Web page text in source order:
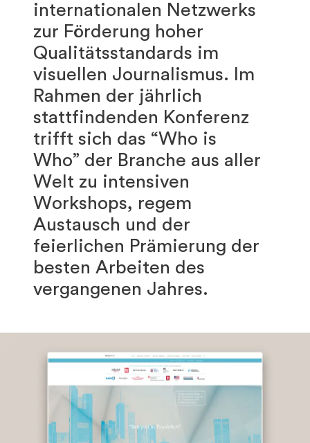
internationalen Netzwerks
zur Förderung hoher
Qualitätsstandards im
visuellen Journalismus. Im
Rahmen der jährlich
stattfindenden Konferenz
trifft sich das “Who is
Who” der Branche aus aller
Welt zu intensiven
Workshops, regem
Austausch und der
feierlichen Prämierung der
besten Arbeiten des
vergangenen Jahres.